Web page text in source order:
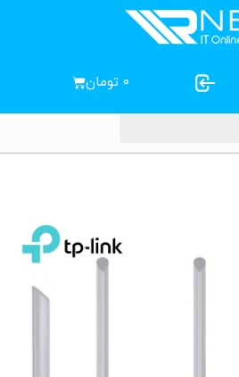
۰ تومان